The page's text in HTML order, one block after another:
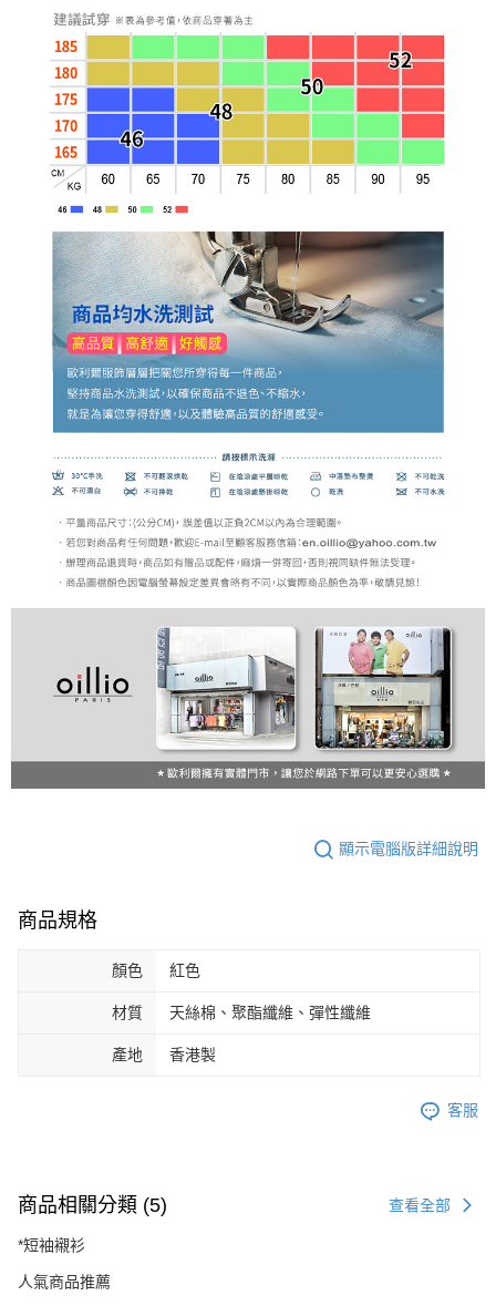
顯示電腦版詳細說明
商品規格
顏色 紅色
材質 天絲棉、聚酯纖維、彈性纖維
產地 香港製
客服
商品相關分類 (5) 查看全部
*短袖襯衫
人氣商品推薦